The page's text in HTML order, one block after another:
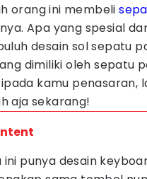
orang ini membeli
Apa yang spesial
desain sol sepatu
dimiliki oleh sepatu
kamu penasaran,
aja sekarang!
ini punya desain